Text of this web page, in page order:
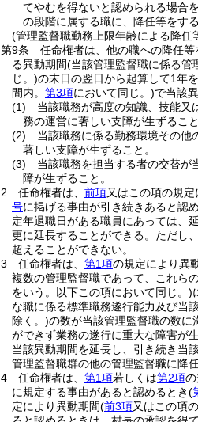
てやむを得ないと認められる場合
の段階に属する職に、降任等をする
(管理監督職勤務上限年齢による降
第9条
任命権者は、他の職への降任
る異動期間(当該管理監督職に係る管
じ。)の末日の翌日から起算して1年
間内。 第3項において同じ。)で当該
(1)
当該職務が高度の知識、技能又
務の運営に著しい支障が生ずること
(2)
当該職務に係る勤務環境その他
著しい支障が生ずること。
(3)
当該職務を担当する者の交替が
障が生ずること。
2
任命権者は、 前項又はこの項の規
号に掲げる事由が引き続きあると認
定年退職日がある職員にあっては、
更に延長することができる。 ただし
超えることができない。
3
任命権者は、 第1項の規定により異
複数の管理監督職であって、これら
をいう。以下この項において同じ。)
な職に係る標準職務遂行能力及び当
除く。)の数が当該管理監督職の数に
ができず業務の遂行に重大な障害が
当該異動期間を延長し、引き続き当
管理監督職群の他の管理監督職に降
4
任命権者は、 第1項若しくは第2項
に規定する事由があると認めるとき(
定により異動期間(前3項又はこの項